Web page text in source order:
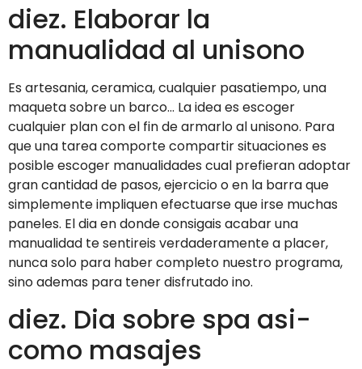
diez. Elaborar la
manualidad al uni­sono
Es artesania, ceramica, cualquier pasatiempo, una
maqueta sobre un barco… La idea es escoger
cualquier plan con el fin de armarlo al uni­sono. Para
que una tarea comporte compartir situaciones es
posible escoger manualidades cual prefieran adoptar
gran cantidad de pasos, ejercicio o en la barra que
simplemente impliquen efectuarse que irse muchas
paneles. El dia en donde consigais acabar una
manualidad te sentireis verdaderamente a placer,
nunca solo para haber completo nuestro programa,
sino ademas para tener disfrutado ino.
diez. Dia sobre spa asi­
como masajes